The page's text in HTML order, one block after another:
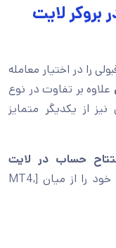
لایت
را در اختیار معامله
علاوه بر تفاوت در نوع
از یکدیگر متمایز
حساب در لایت
پیش از هر چیز پلتفرم معاملاتی خود را از میان [MT4,